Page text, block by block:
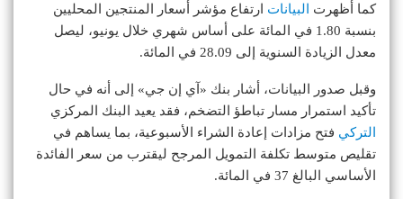
كما أظهرت البيانات ارتفاع مؤشر أسعار المنتجين المحليين
بنسبة 1.80 في المائة على أساس شهري خلال يونيو، ليصل
معدل الزيادة السنوية إلى 28.09 في المائة.
وقبل صدور البيانات، أشار بنك «آي إن جي» إلى أنه في حال
تأكيد استمرار مسار تباطؤ التضخم، فقد يعيد البنك المركزي
التركي فتح مزادات إعادة الشراء الأسبوعية، بما يساهم في
تقليص متوسط تكلفة التمويل المرجح ليقترب من سعر الفائدة
الأساسي البالغ 37 في المائة.